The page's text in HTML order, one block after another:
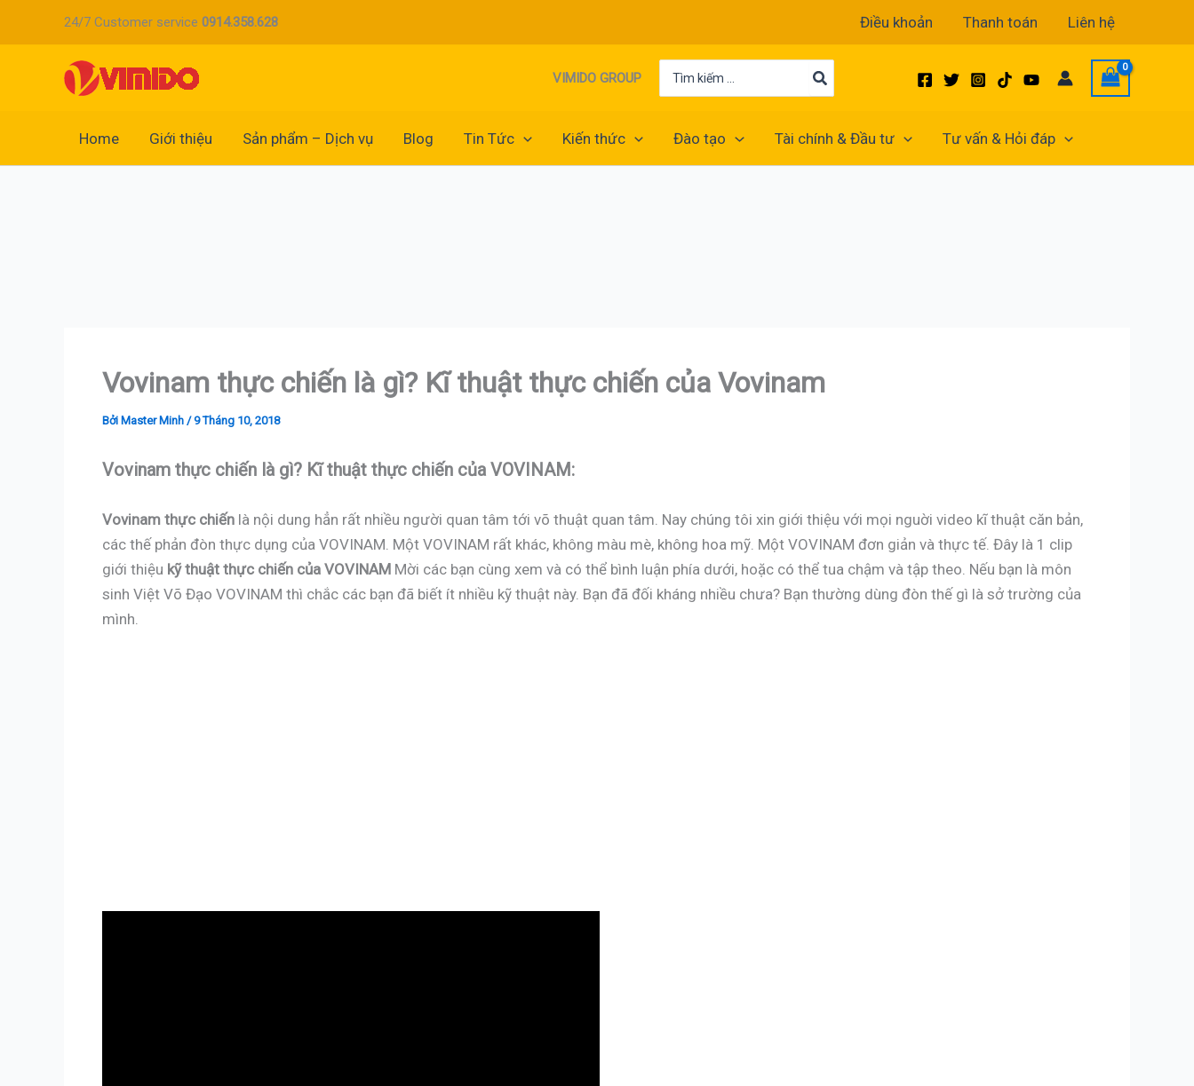
24/7 Customer service 0914.358.628 Điều khoản Thanh toán Liên hệ
VIMIDO GROUP
for:
Home Giới thiệu Sản phẩm – Dịch vụ Blog Tin Tức Kiến thức Đào tạo Tài chính & Đầu tư Tư vấn & Hỏi đáp
Vovinam thực chiến là gì? Kĩ thuật thực chiến của Vovinam
Bởi Master Minh /9 Tháng 10, 2018
Vovinam thực chiến là gì? Kĩ thuật thực chiến của VOVINAM:
Vovinam thực chiếnlà nội dung hẳn rất nhiều người quan tâm tới võ thuật quan tâm. Nay chúng tôi xin giới thiệu với mọi nguời video kĩ thuật căn bản,
các thế phản đòn thực dụng của VOVINAM. Một VOVINAM rất khác, không màu mè, không hoa mỹ. Một VOVINAM đơn giản và thực tế. Đây là 1 clip
giới thiệu kỹ thuật thực chiến của VOVINAM Mời các bạn cùng xem và có thể bình luận phía dưới, hoặc có thể tua chậm và tập theo. Nếu bạn là môn
sinh Việt Võ Đạo VOVINAM thì chắc các bạn đã biết ít nhiều kỹ thuật này. Bạn đã đối kháng nhiều chưa? Bạn thường dùng đòn thế gì là sở trường của
mình.